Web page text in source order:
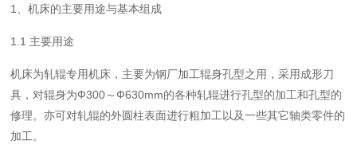
1、机床的主要用途与基本组成
1.1 主要用途
机床为轧辊专用机床，主要为钢厂加工辊身孔型之用，采用成形刀
具，对辊身为Ф300～Ф630mm的各种轧辊进行孔型的加工和孔型的
修理。亦可对轧辊的外圆柱表面进行粗加工以及一些其它轴类零件的
加工。